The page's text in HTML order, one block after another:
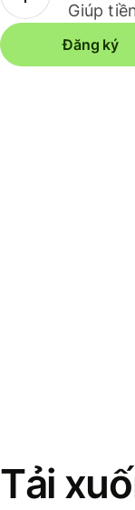
Giúp
Đăng ký
Tải